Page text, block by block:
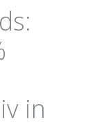
in